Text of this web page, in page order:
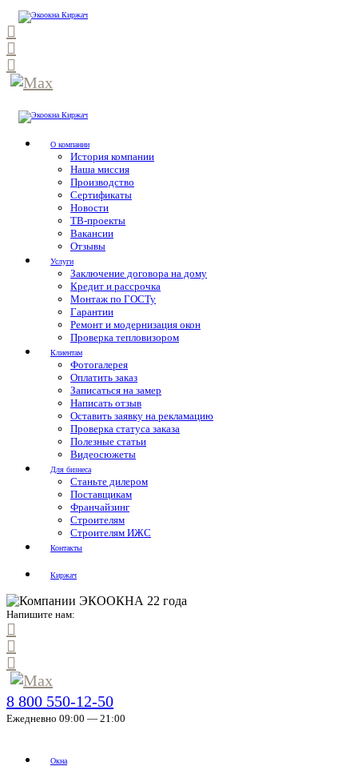
О компании
История компании
Наша миссия
Производство
Сертификаты
Новости
ТВ-проекты
Вакансии
Отзывы
Услуги
Заключение договора на дому
Кредит и рассрочка
Монтаж по ГОСТу
Гарантии
Ремонт и модернизация окон
Проверка тепловизором
Клиентам
Фотогалерея
Оплатить заказ
Записаться на замер
Написать отзыв
Оставить заявку на рекламацию
Проверка статуса заказа
Полезные статьи
Видеосюжеты
Для бизнеса
Станьте дилером
Поставщикам
Франчайзинг
Строителям
Строителям ИЖС
Контакты
Киржач
Напишите нам:
8 800 550-12-50
Ежедневно 09:00 — 21:00
Окна